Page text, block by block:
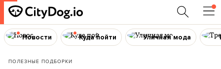
Новости Куда пойти Уличная мода
ПОЛЕЗНЫЕ ПОДБОРКИ